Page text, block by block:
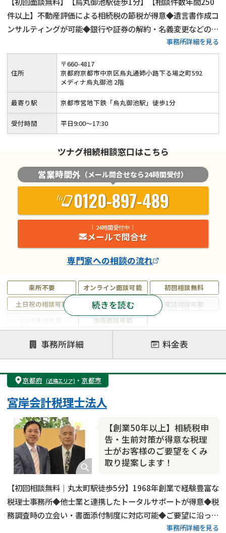
件以上】不動産評価による相続税の節税が得意◆遺言書作成コ
ンサルティングが可能◆銀行や証券の解約・名義変更などの相
続関連手続きも可能◆ひかりグループの各法人と連携して、ワ
ンストップで相続手続きに対応します。相続のことなら経験豊
富な当法人にお任せください。
事務所詳細を見る
来所不要 オンライン面談可能
初回相談無料
土日祝の相談可能
19時以降電話可能
電話相談可能
出張面談可能
注力案件
遺言書作成・遺言執行
相続放棄
相続登記
遺産分割
遺留分侵害額請求
相続税申告
相続手続き
銀行手続き
成年後見・任意後見
贈与税
相続人調査
不動産評価(相続不動産)
相続トラブル
続きを読む
住所
〒660-4817
京都府京都市中京区烏丸通姉小路下る場之町592
メディナ烏丸御池 2階
最寄り駅 京都市営地下鉄「烏丸御池駅」徒歩1分
受付時間 平日9:00～17:30
ツナグ相続相談窓口はこちら
営業時間外 （メール問合せなら24時間受付）
0120-897-489
24時間受付中
メールで問合せ
専門家への相談の流れ
事務所詳細 料金表
京都府 (近隣エリア) ・ 京都市
【創業50年以上】相続税申
告・生前対策が得意な税理
士がお客様のご要望をくみ
取り提案します！
宮岸会計税理士法人
【初回相談無料｜丸太町駅徒歩5分】1968年創業で経験豊富な
税理士事務所◆他士業と連携したトータルサポートが得意◆税
務調査時の立会い・書面添付制度に対応可能◆ご要望に沿った
生前対策のご提案も可能◆50年以上にわたって培ってきた知
事務所詳細を見る